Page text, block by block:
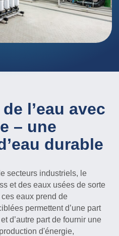
l’eau avec
– une
durable
secteurs industriels, le
et des eaux usées de sorte
eaux prend de
permettent d’une part
d’autre part de fournir une
d'énergie,